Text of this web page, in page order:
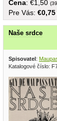
Cena: €1,50
Pre Vás: €0,75
Naše srdce
Spisovatel:
Katalogové číslo: